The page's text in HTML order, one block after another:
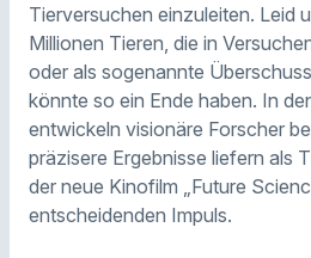
Tierversuchen einzuleiten. Leid
Millionen Tieren, die in
oder als sogenannte
könnte so ein Ende haben. In
entwickeln visionäre Forscher
präzisere Ergebnisse liefern als
der neue Kinofilm „Future
entscheidenden Impuls.